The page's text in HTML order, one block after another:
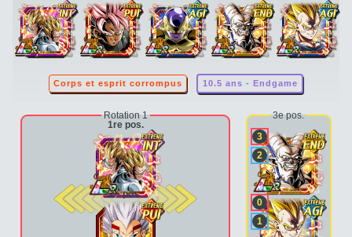
Corps et esprit corrompus 10.5 ans - Endgame
Rotation 1
1re pos.
2e pos.
3e pos.
3
2
0
1